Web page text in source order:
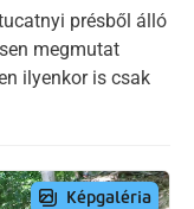
présből álló
megmutat
ilyenkor is csak
Képgaléria